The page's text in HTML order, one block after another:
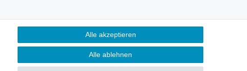
Alle akzeptieren
Alle ablehnen